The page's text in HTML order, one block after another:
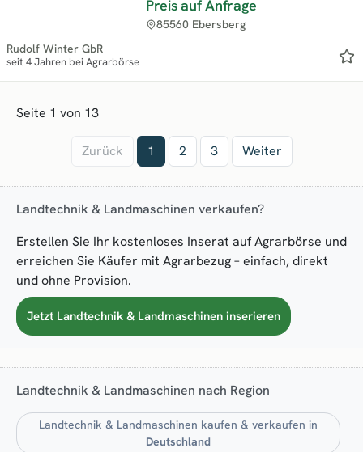
Preis auf Anfrage
85560 Ebersberg
Rudolf Winter GbR
seit 4 Jahren bei Agrarbörse
Seite 1 von 13
Zurück 1 2 3 Weiter
Landtechnik & Landmaschinen verkaufen?
Erstellen Sie Ihr kostenloses Inserat auf Agrarbörse und
erreichen Sie Käufer mit Agrarbezug – einfach, direkt
und ohne Provision.
Jetzt Landtechnik & Landmaschinen inserieren
Landtechnik & Landmaschinen nach Region
Landtechnik & Landmaschinen kaufen & verkaufen in
Deutschland